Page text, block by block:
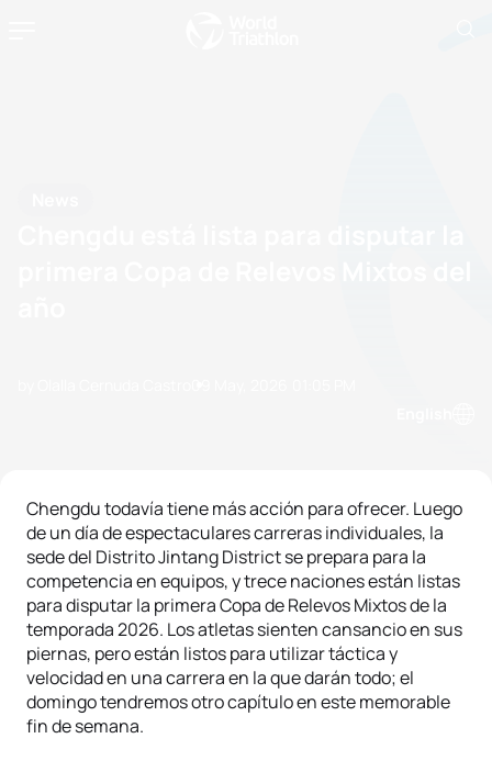
Chengdu todavía tiene más acción para ofrecer. Luego
de un día de espectaculares carreras individuales, la
sede del Distrito Jintang District se prepara para la
competencia en equipos, y trece naciones están listas
para disputar la primera Copa de Relevos Mixtos de la
temporada 2026. Los atletas sienten cansancio en sus
piernas, pero están listos para utilizar táctica y
velocidad en una carrera en la que darán todo; el
domingo tendremos otro capítulo en este memorable
fin de semana.